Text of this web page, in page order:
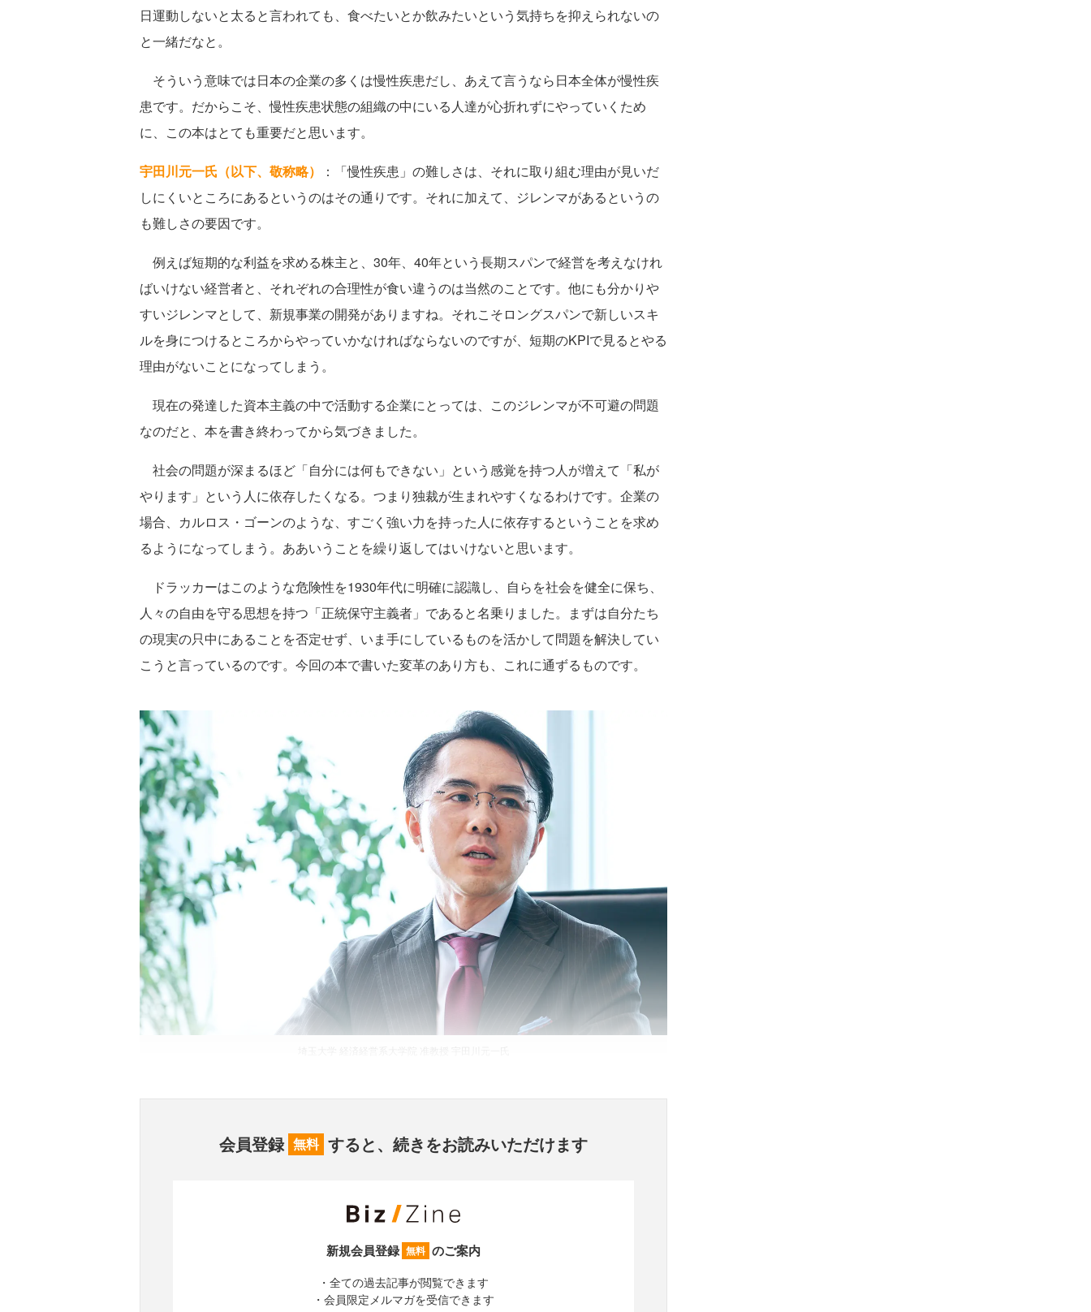
日運動しないと太ると言われても、食べたいとか飲みたいという気持ちを抑えられないの
と一緒だなと。
そういう意味では日本の企業の多くは慢性疾患だし、あえて言うなら日本全体が慢性疾
患です。だからこそ、慢性疾患状態の組織の中にいる人達が心折れずにやっていくため
に、この本はとても重要だと思います。
宇田川元一氏（以下、敬称略）
：「慢性疾患」の難しさは、それに取り組む理由が見いだ
しにくいところにあるというのはその通りです。それに加えて、ジレンマがあるというの
も難しさの要因です。
例えば短期的な利益を求める株主と、30年、40年という長期スパンで経営を考えなけれ
ばいけない経営者と、それぞれの合理性が食い違うのは当然のことです。他にも分かりや
すいジレンマとして、新規事業の開発がありますね。それこそロングスパンで新しいスキ
ルを身につけるところからやっていかなければならないのですが、短期のKPIで見るとやる
理由がないことになってしまう。
現在の発達した資本主義の中で活動する企業にとっては、このジレンマが不可避の問題
なのだと、本を書き終わってから気づきました。
社会の問題が深まるほど「自分には何もできない」という感覚を持つ人が増えて「私が
やります」という人に依存したくなる。つまり独裁が生まれやすくなるわけです。企業の
場合、カルロス・ゴーンのような、すごく強い力を持った人に依存するということを求め
るようになってしまう。ああいうことを繰り返してはいけないと思います。
ドラッカーはこのような危険性を1930年代に明確に認識し、自らを社会を健全に保ち、
人々の自由を守る思想を持つ「正統保守主義者」であると名乗りました。まずは自分たち
の現実の只中にあることを否定せず、いま手にしているものを活かして問題を解決してい
こうと言っているのです。今回の本で書いた変革のあり方も、これに通ずるものです。
会員登録 無料 すると、続きをお読みいただけます
新規会員登録 無料 のご案内
・全ての過去記事が閲覧できます
・会員限定メルマガを受信できます